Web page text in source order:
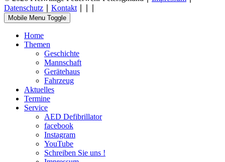
Datenschutz
Kontakt
Mobile Menu Toggle
Home
Themen
Geschichte
Mannschaft
Gerätehaus
Fahrzeug
Aktuelles
Termine
Service
AED Defibrillator
facebook
Instagram
YouTube
Schreiben Sie uns !